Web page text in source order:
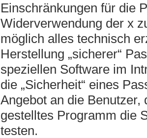
Einschränkungen für die
Widerverwendung der x
möglich alles technisch
Herstellung „sicherer“
speziellen Software im
die „Sicherheit“ eines
Angebot an die
gestelltes Programm die
testen.